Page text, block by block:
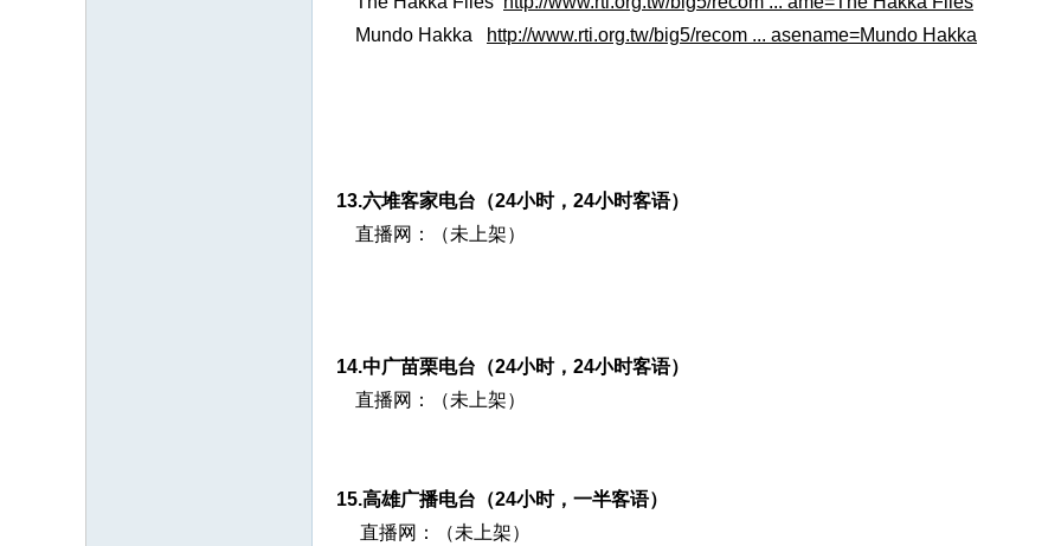
Mundo Hakka
http://www.rti.org.tw/big5/recom ... asename=Mundo Hakka
13.六堆客家电台（24小时，24小时客语）
直播网：（未上架）
14.中广苗栗电台（24小时，24小时客语）
直播网：（未上架）
15.高雄广播电台（24小时，一半客语）
直播网：（未上架）